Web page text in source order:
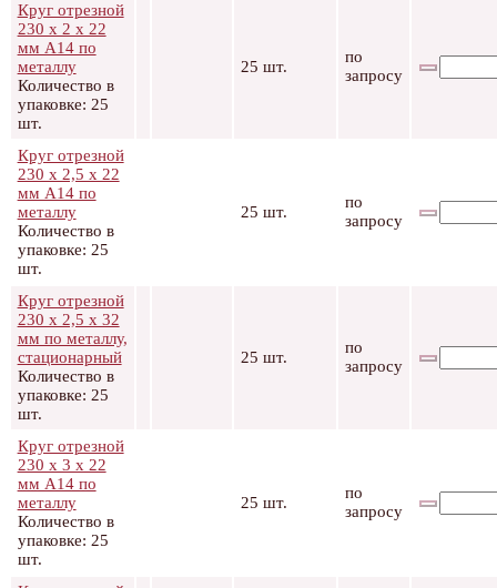
Круг отрезной
230 х 2 х 22
мм А14 по
металлу
Количество в
упаковке: 25
шт.
25 шт.
по
запросу
Круг отрезной
230 х 2,5 х 22
мм А14 по
металлу
Количество в
упаковке: 25
шт.
25 шт.
по
запросу
Круг отрезной
230 х 2,5 х 32
мм по металлу,
стационарный
Количество в
упаковке: 25
шт.
25 шт.
по
запросу
Круг отрезной
230 х 3 х 22
мм А14 по
металлу
Количество в
упаковке: 25
шт.
25 шт.
по
запросу